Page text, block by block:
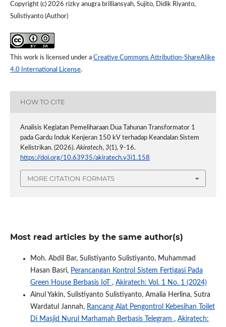
Copyright (c) 2026 rizky anugra brilliansyah, Sujito, Didik Riyanto,
Sulistiyanto (Author)
This work is licensed under a Creative Commons Attribution-ShareAlike
4.0 International License.
HOW TO CITE
Analisis Kegiatan Pemeliharaan Dua Tahunan Transformator 1
pada Gardu Induk Kenjeran 150 kV terhadap Keandalan Sistem
Kelistrikan. (2026). Akiratech, 3(1), 9-16.
https://doi.org/10.63935/akiratech.v3i1.158
MORE CITATION FORMATS
Most read articles by the same author(s)
Moh. Abdil Bar, Sulistiyanto Sulistiyanto, Muhammad
Hasan Basri, Perancangan Kontrol Sistem Fertigasi Pada
Green House Berbasis IoT , Akiratech: Vol. 1 No. 1 (2024)
Ainul Yakin, Sulistiyanto Sulistiyanto, Amalia Herlina, Sutra
Wardatul Jannah, Rancang Alat Pengontrol Kebesihan Toilet
Di Masjid Nurul Marhamah Berbasis Telegram , Akiratech: